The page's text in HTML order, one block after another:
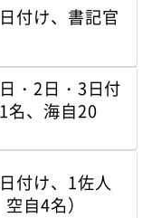
付け、書記官
・2日・3日付
名、海自20
付け、1佐人
自4名）